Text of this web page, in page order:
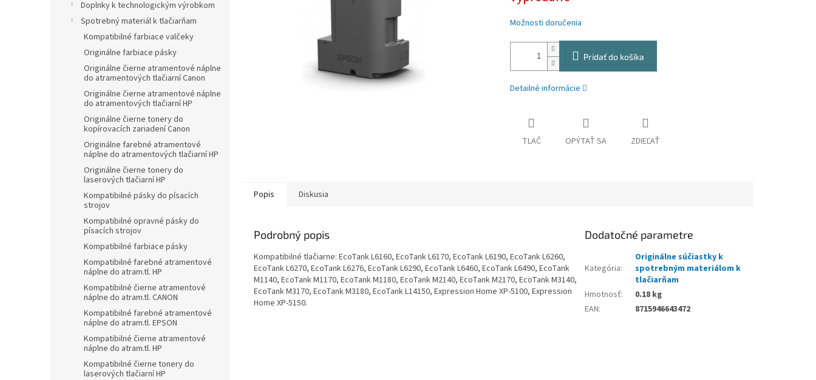
Doplnky k technologickým výrobkom
Spotrebný materiál k tlačiarňam
Kompatibilné farbiace valčeky
Originálne farbiace pásky
Originálne čierne atramentové náplne
do atramentových tlačiarní Canon
Originálne čierne atramentové náplne
do atramentových tlačiarní HP
Originálne čierne tonery do
kopírovacích zariadení Canon
Originálne farebné atramentové
náplne do atramentových tlačiarní HP
Originálne čierne tonery do
laserových tlačiarní HP
Kompatibilné pásky do písacích
strojov
Kompatibilné opravné pásky do
písacích strojov
Kompatibilné farbiace pásky
Kompatibilné farebné atramentové
náplne do atram.tl. HP
Kompatibilné čierne atramentové
náplne do atram.tl. CANON
Kompatibilné farebné atramentové
náplne do atram.tl. EPSON
Kompatibilné čierne atramentové
náplne do atram.tl. HP
Kompatibilné čierne tonery do
laserových tlačiarní HP
Možnosti doručenia
Pridať do košíka
Detailné informácie
TLAČ OPÝTAŤ SA ZDIEĽAŤ
Popis Diskusia
Podrobný popis
Kompatibilné tlačiarne: EcoTank L6160, EcoTank L6170, EcoTank L6190, EcoTank L6260,
EcoTank L6270, EcoTank L6276, EcoTank L6290, EcoTank L6460, EcoTank L6490, EcoTank
M1140, EcoTank M1170, EcoTank M1180, EcoTank M2140, EcoTank M2170, EcoTank M3140,
EcoTank M3170, EcoTank M3180, EcoTank L14150, Expression Home XP-5100, Expression
Home XP-5150.
Dodatočné parametre
Kategória:
Originálne súčiastky k
spotrebným materiálom k
tlačiarňam
Hmotnosť:
0.18 kg
EAN: 8715946643472